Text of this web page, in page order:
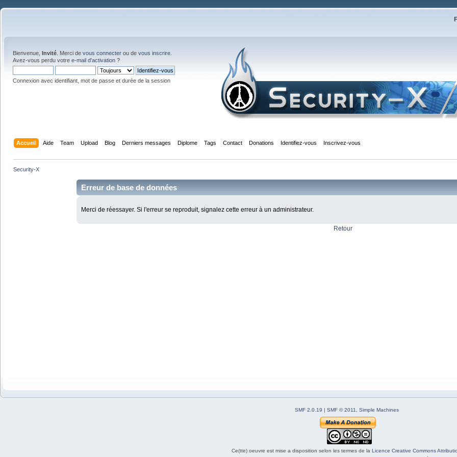
Bienvenue, Invité . Merci de vous connecter ou de vous inscrire
Avez-vous perdu votre e-mail d'activation ?
Connexion avec identifiant, mot de passe et durée de la session
Accueil Aide Team Upload Blog Derniers messages Diplome Tags Contact Donations Identifiez-vous Inscrivez-vous
Security-X
Erreur de base de données
Merci de réessayer. Si l'erreur se reproduit, signalez cette erreur à un administrateur.
Retour
SMF 2.0.19 | SMF © 2011 Simple Machines
Ce(tte) oeuvre est mise a disposition selon les termes de la Licence Creative Commons